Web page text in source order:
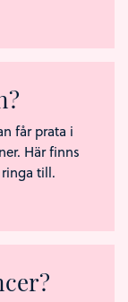
får prata i
Här finns
till.